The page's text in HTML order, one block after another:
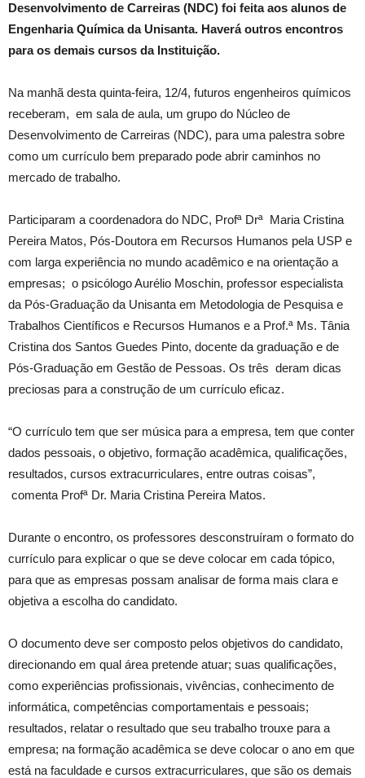
Desenvolvimento de Carreiras (NDC) foi feita aos alunos de
Engenharia Química da Unisanta. Haverá outros encontros
para os demais cursos da Instituição.
Na manhã desta quinta-feira, 12/4, futuros engenheiros químicos
receberam, em sala de aula, um grupo do Núcleo de
Desenvolvimento de Carreiras (NDC), para uma palestra sobre
como um currículo bem preparado pode abrir caminhos no
mercado de trabalho.
Participaram a coordenadora do NDC, Profª Drª Maria Cristina
Pereira Matos, Pós-Doutora em Recursos Humanos pela USP e
com larga experiência no mundo acadêmico e na orientação a
empresas; o psicólogo Aurélio Moschin, professor especialista
da Pós-Graduação da Unisanta em Metodologia de Pesquisa e
Trabalhos Científicos e Recursos Humanos e a Prof.ª Ms. Tânia
Cristina dos Santos Guedes Pinto, docente da graduação e de
Pós-Graduação em Gestão de Pessoas. Os três deram dicas
preciosas para a construção de um currículo eficaz.
“O currículo tem que ser música para a empresa, tem que conter
dados pessoais, o objetivo, formação acadêmica, qualificações,
resultados, cursos extracurriculares, entre outras coisas”,
comenta Profª Dr. Maria Cristina Pereira Matos.
Durante o encontro, os professores desconstruíram o formato do
currículo para explicar o que se deve colocar em cada tópico,
para que as empresas possam analisar de forma mais clara e
objetiva a escolha do candidato.
O documento deve ser composto pelos objetivos do candidato,
direcionando em qual área pretende atuar; suas qualificações,
como experiências profissionais, vivências, conhecimento de
informática, competências comportamentais e pessoais;
resultados, relatar o resultado que seu trabalho trouxe para a
empresa; na formação acadêmica se deve colocar o ano em que
está na faculdade e cursos extracurriculares, que são os demais